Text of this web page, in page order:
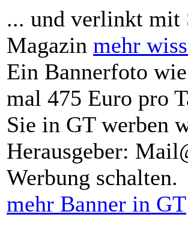
... und verlinkt mit
Magazin mehr
Ein Bannerfoto
mal 475 Euro pro
Sie in GT werben
Herausgeber:
Werbung schalten.
mehr Banner in GT